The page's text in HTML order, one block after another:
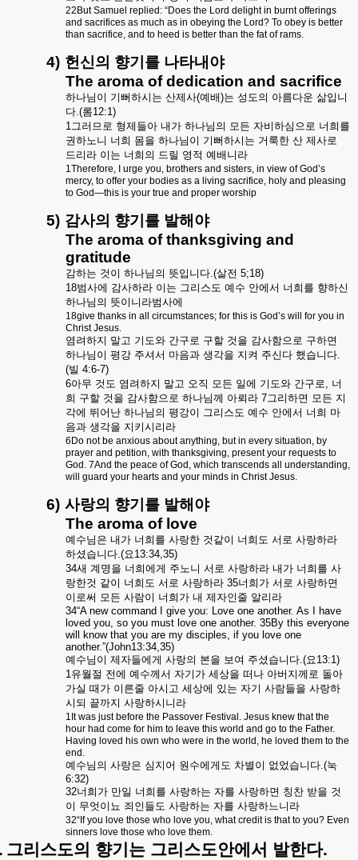
22But Samuel replied: “Does the Lord delight in burnt offerings
and sacrifices as much as in obeying the Lord? To obey is better
than sacrifice, and to heed is better than the fat of rams.
4) 헌신의 향기를 나타내야
The aroma of dedication and sacrifice
하나님이 기뻐하시는 산제사(예배)는 성도의 아름다운 삶입니
다.(롬12:1)
1그러므로 형제들아 내가 하나님의 모든 자비하심으로 너희를
권하노니 너희 몸을 하나님이 기뻐하시는 거룩한 산 제사로
드리라 이는 너희의 드릴 영적 예배니라
1Therefore, I urge you, brothers and sisters, in view of God’s
mercy, to offer your bodies as a living sacrifice, holy and pleasing
to God—this is your true and proper worship
5) 감사의 향기를 발해야
The aroma of thanksgiving and
gratitude
감하는 것이 하나님의 뜻입니다.(살전 5;18)
18범사에 감사하라 이는 그리스도 예수 안에서 너희를 향하신
하나님의 뜻이니라범사에
18give thanks in all circumstances; for this is God’s will for you in
Christ Jesus.
염려하지 말고 기도와 간구로 구할 것을 감사함으로 구하면
하나님이 평강 주셔서 마음과 생각을 지켜 주신다 했습니다.
(빌 4:6-7)
6아무 것도 염려하지 말고 오직 모든 일에 기도와 간구로, 너
희 구할 것을 감사함으로 하나님께 아뢰라 7그리하면 모든 지
각에 뛰어난 하나님의 평강이 그리스도 예수 안에서 너희 마
음과 생각을 지키시리라
6Do not be anxious about anything, but in every situation, by
prayer and petition, with thanksgiving, present your requests to
God. 7And the peace of God, which transcends all understanding,
will guard your hearts and your minds in Christ Jesus.
6) 사랑의 향기를 발해야
The aroma of love
예수님은 내가 너희를 사랑한 것같이 너희도 서로 사랑하라
하셨습니다.(요13:34,35)
34새 계명을 너희에게 주노니 서로 사랑하라 내가 너희를 사
랑한것 같이 너희도 서로 사랑하라 35너희가 서로 사랑하면
이로써 모든 사람이 너희가 내 제자인줄 알리라
34“A new command I give you: Love one another. As I have
loved you, so you must love one another. 35By this everyone
will know that you are my disciples, if you love one
another.”(John13:34,35)
예수님이 제자들에게 사랑의 본을 보여 주셨습니다.(요13:1)
1유월절 전에 예수께서 자기가 세상을 떠나 아버지께로 돌아
가실 때가 이른줄 아시고 세상에 있는 자기 사람들을 사랑하
시되 끝까지 사랑하시니라
1It was just before the Passover Festival. Jesus knew that the
hour had come for him to leave this world and go to the Father.
Having loved his own who were in the world, he loved them to the
end.
예수님의 사랑은 심지어 원수에게도 차별이 없었습니다.(눅
6:32)
32너희가 만일 너희를 사랑하는 자를 사랑하면 칭찬 받을 것
이 무엇이뇨 죄인들도 사랑하는 자를 사랑하느니라
32“If you love those who love you, what credit is that to you? Even
sinners love those who love them.
그리스도의 향기는 그리스도안에서 발한다.